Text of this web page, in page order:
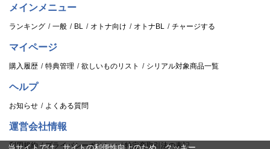
メインメニュー
ランキング 一般 BL オトナ向け オトナBL チャージする
マイページ
購入履歴 特典管理 欲しいものリスト シリアル対象商品一覧
ヘルプ
お知らせ よくある質問
運営会社情報
利用規約 プライバシーポリシー 特定商取引法の表記